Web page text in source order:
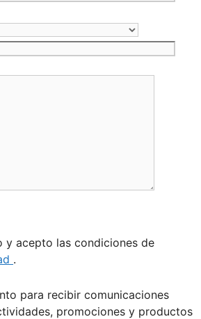
y acepto las condiciones de
.
para recibir comunicaciones
promociones y productos